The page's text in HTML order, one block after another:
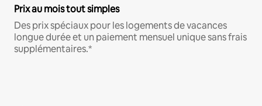
Prix au mois tout simples
Des prix spéciaux pour les logements de vacances
longue durée et un paiement mensuel unique sans frais
supplémentaires.*